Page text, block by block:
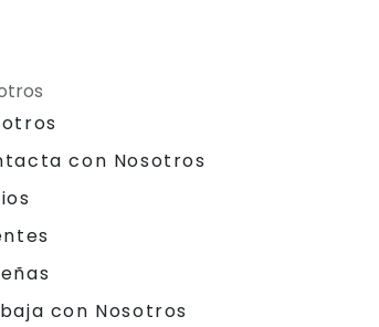
con Nosotros
con Nosotros